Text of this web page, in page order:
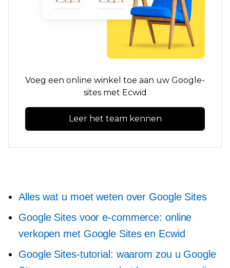
Voeg een online winkel toe aan uw Google-
sites met Ecwid
Leer het team kennen
Alles wat u moet weten over Google Sites
Google Sites voor e-commerce: online
verkopen met Google Sites en Ecwid
Google Sites-tutorial: waarom zou u Google